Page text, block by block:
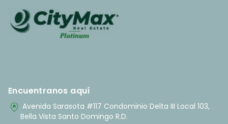
Encuentranos aquí
home_pin Avenida Sarasota #117 Condominio Delta III Local 103,
Bella Vista Santo Domingo R.D.